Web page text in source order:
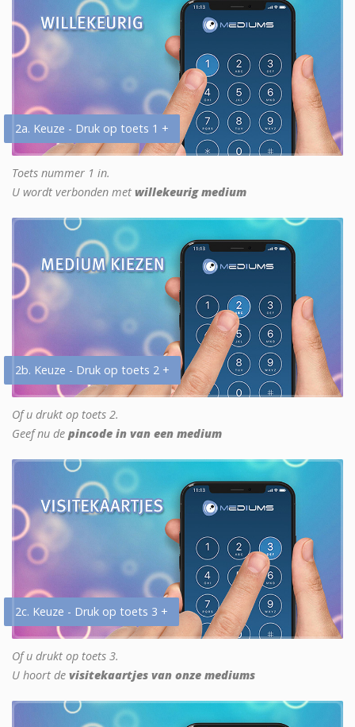
2a. Keuze - Druk op toets 1 +
Toets nummer 1 in.
U wordt verbonden met willekeurig medium
2b. Keuze - Druk op toets 2 +
Of u drukt op toets 2.
Geef nu de pincode in van een medium
2c. Keuze - Druk op toets 3 +
Of u drukt op toets 3.
U hoort de visitekaartjes van onze mediums